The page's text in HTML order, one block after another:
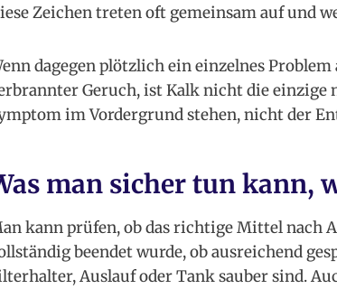
Zeichen treten oft gemeinsam auf und
dagegen plötzlich ein einzelnes
Geruch, ist Kalk nicht die einzige
im Vordergrund stehen, nicht der
man sicher tun
kann prüfen, ob das richtige Mittel nach
beendet wurde, ob ausreichend
Auslauf oder Tank sauber sind.